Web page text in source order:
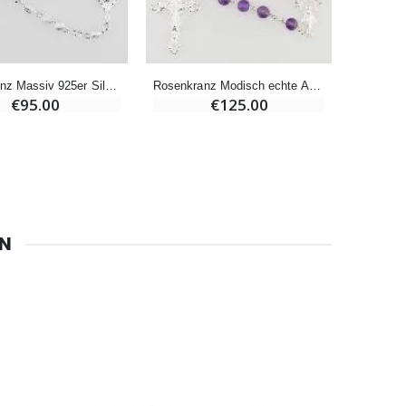
€90.00 €67.50
Rosenkranz Massiv 925er Silber - Glänzende Perlen 3mm
€95.00
Rosenkranz Modisch echte Amethyst Perlen
€125.00